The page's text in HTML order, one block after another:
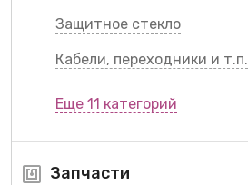
Защитное стекло
Кабели, переходники и т.п.
Еще 11 категорий
Запчасти